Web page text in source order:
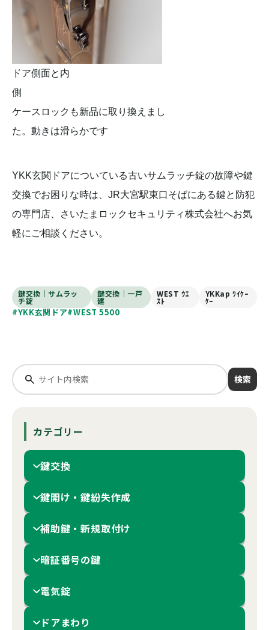
ドア側面と内
側
ケースロックも新品に取り換えまし
た。動きは滑らかです
YKK玄関ドアについている古いサムラッチ錠の故障や鍵
交換でお困りな時は、JR大宮駅東口そばにある鍵と防犯
の専門店、さいたまロックセキュリティ株式会社へお気
軽にご相談ください。
鍵交換｜サムラッ
チ錠
鍵交換｜一戸
建
WEST ｳｴ
ｽﾄ
YKKap ﾜｲｹｰ
ｹｰ
#YKK玄関ドア#WEST 5500
検索
カテゴリー
鍵交換
鍵開け・鍵紛失作成
補助鍵・新規取付け
暗証番号の鍵
電気錠
ドアまわり